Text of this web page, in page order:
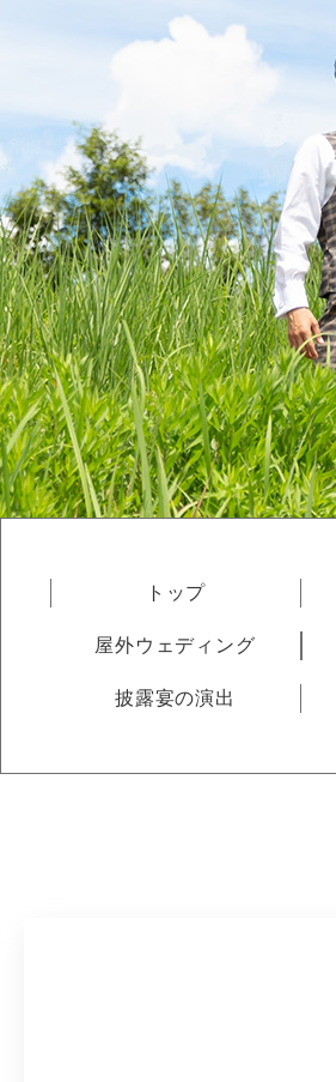
トップ
屋外ウェディング
披露宴の演出